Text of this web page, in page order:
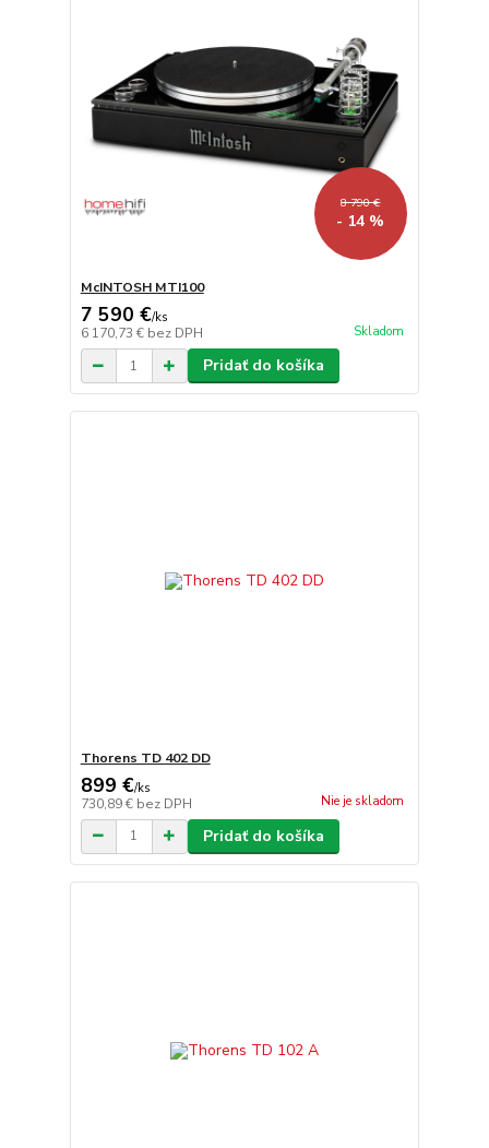
8 790 €
- 14 %
McINTOSH MTI100
7 590 €/ks
6 170,73 € bez DPH Skladom
Pridať do košíka
Thorens TD 402 DD
899 €/ks
730,89 € bez DPH Nie je skladom
Pridať do košíka